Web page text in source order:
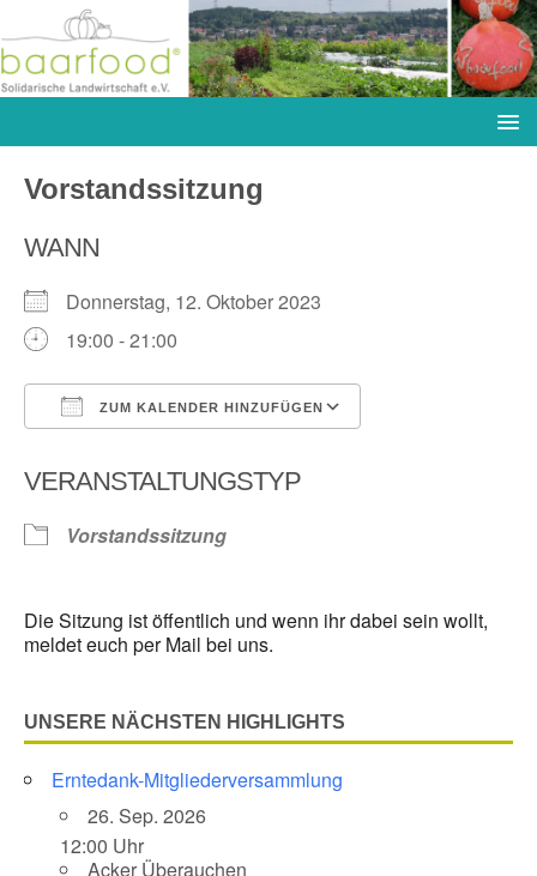
Vorstandssitzung
WANN
Donnerstag, 12. Oktober 2023
19:00 - 21:00
ZUM KALENDER HINZUFÜGEN
VERANSTALTUNGSTYP
Vorstandssitzung
Die Sitzung ist öffentlich und wenn ihr dabei sein wollt,
meldet euch per Mail bei uns.
UNSERE NÄCHSTEN HIGHLIGHTS
Erntedank-Mitgliederversammlung
26. Sep. 2026
12:00 Uhr
Acker Überauchen